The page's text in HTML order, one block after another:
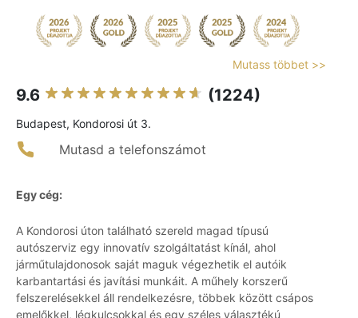
Mutass többet >>
9.6 (1224)
Budapest, Kondorosi út 3.
Mutasd a telefonszámot
Egy cég:
A Kondorosi úton található szereld magad típusú
autószerviz egy innovatív szolgáltatást kínál, ahol
járműtulajdonosok saját maguk végezhetik el autóik
karbantartási és javítási munkáit. A műhely korszerű
felszerelésekkel áll rendelkezésre, többek között csápos
emelőkkel, légkulcsokkal és egy széles választékú